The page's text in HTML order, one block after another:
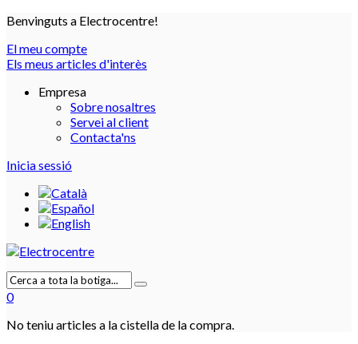
Benvinguts a Electrocentre!
El meu compte
Els meus articles d'interès
Empresa
Sobre nosaltres
Servei al client
Contacta'ns
Inicia sessió
0
No teniu articles a la cistella de la compra.